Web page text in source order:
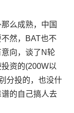
么成熟，中国
然，BAT也不
向，谈了N轮
资的(200W以
分投的，也没什
的自己搞人去